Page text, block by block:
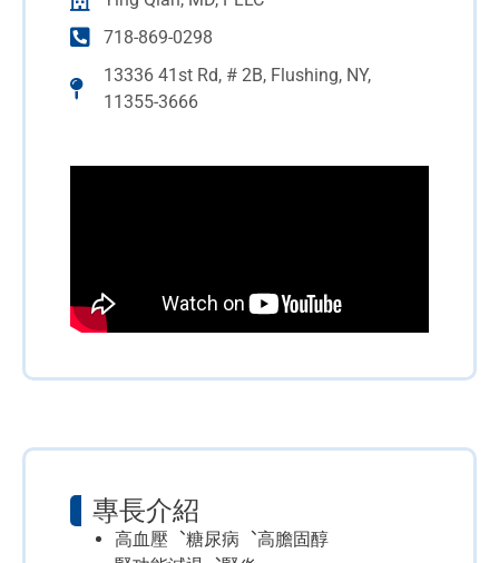
718-869-0298
13336 41st Rd, # 2B, Flushing, NY,
11355-3666
專長介紹
高血壓︑糖尿病︑高膽固醇